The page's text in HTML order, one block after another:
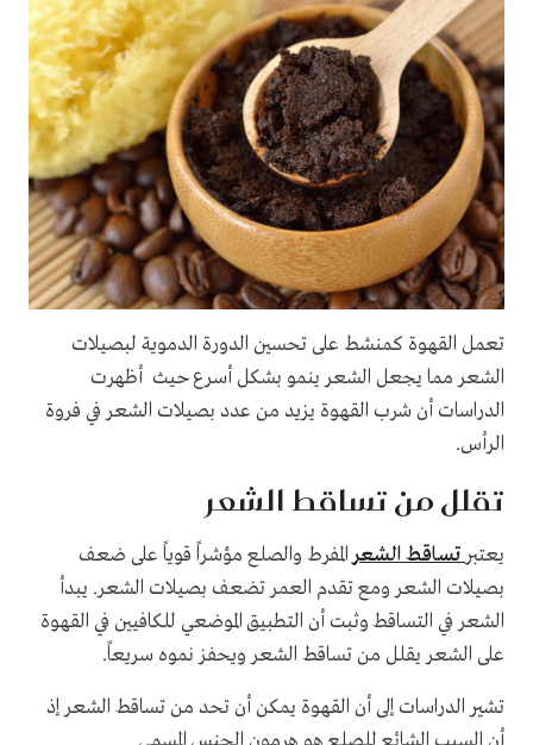
تعمل القهوة كمنشط على تحسين الدورة الدموية لبصيلات
الشعر مما يجعل الشعر ينمو بشكل أسرع حيث أظهرت
الدراسات أن شرب القهوة يزيد من عدد بصيلات الشعر في فروة
الرأس.
تقلل من تساقط الشعر
يعتبر تساقط الشعر المفرط والصلع مؤشراً قوياً على ضعف
بصيلات الشعر ومع تقدم العمر تضعف بصيلات الشعر. يبدأ
الشعر في التساقط وثبت أن التطبيق الموضعي للكافيين في القهوة
على الشعر يقلل من تساقط الشعر ويحفز نموه سريعاً.
تشير الدراسات إلى أن القهوة يمكن أن تحد من تساقط الشعر إذ